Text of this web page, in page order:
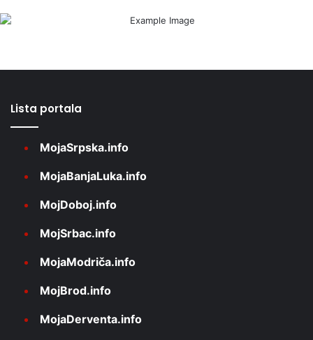
Lista portala
MojaSrpska.info
MojaBanjaLuka.info
MojDoboj.info
MojSrbac.info
MojaModriča.info
MojBrod.info
MojaDerventa.info